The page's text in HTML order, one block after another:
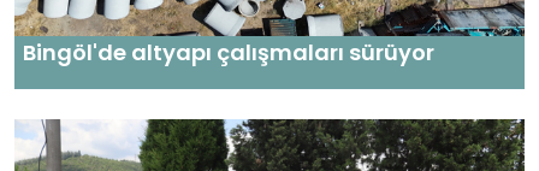
Bingöl'de altyapı çalışmaları sürüyor